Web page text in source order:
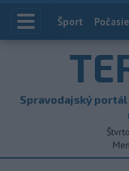
Index
Šport Počasie
Spravodajský